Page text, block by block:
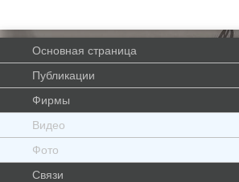
Основная страница
Публикации
Фирмы
Видео
Фото
Связи